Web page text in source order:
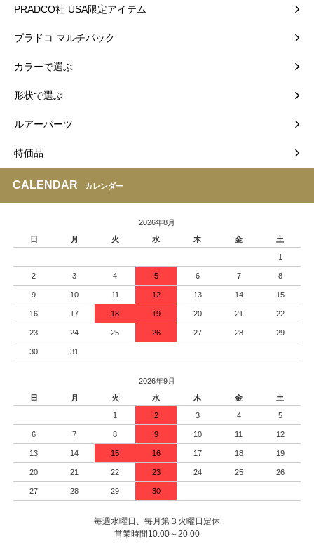
PRADCO社 USA限定アイテム
プラドコ マルチパック
カラーで選ぶ
形状で選ぶ
ルアーパーツ
特価品
CALENDAR カレンダー
2026年8月
日
月 火 水 木 金 土
1
2 3 4 5 6 7 8
9 10 11 12 13 14 15
16 17 18 19 20 21 22
23 24 25 26 27 28 29
30 31
2026年9月
日
月 火 水 木 金 土
1 2 3 4 5
6 7 8 9 10 11 12
13 14 15 16 17 18 19
20 21 22 23 24 25 26
27 28 29 30
毎週水曜日、毎月第３火曜日定休
営業時間10:00～20:00